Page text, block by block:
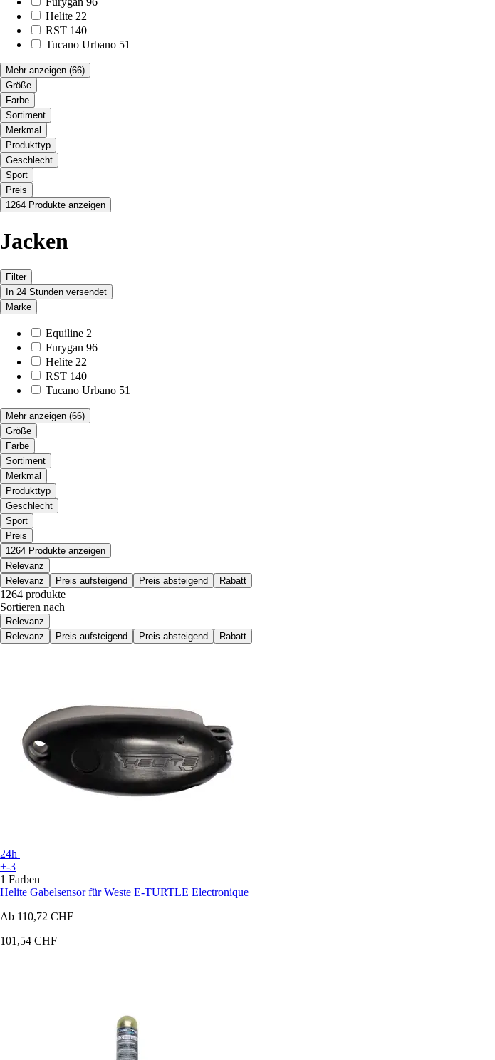
Helite 22
RST 140
Tucano Urbano 51
Mehr anzeigen (66)
Größe
Farbe
Sortiment
Merkmal
Produkttyp
Geschlecht
Sport
Preis
1264 Produkte anzeigen
Jacken
Filter
In 24 Stunden versendet
Marke
Equiline 2
Furygan 96
Helite 22
RST 140
Tucano Urbano 51
Mehr anzeigen (66)
Größe
Farbe
Sortiment
Merkmal
Produkttyp
Geschlecht
Sport
Preis
1264 Produkte anzeigen
Relevanz
Relevanz
Preis aufsteigend Preis absteigend Rabatt
1264 produkte
Sortieren nach
Relevanz
Relevanz
Preis aufsteigend Preis absteigend Rabatt
24h
+-3
1 Farben
Helite Gabelsensor für Weste E-TURTLE Electronique
Ab 110,72 CHF
101,54 CHF